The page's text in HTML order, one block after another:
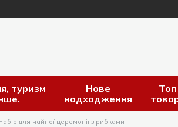
туризм
Нове
надходження
Топ
для чайної церемонії з рибками